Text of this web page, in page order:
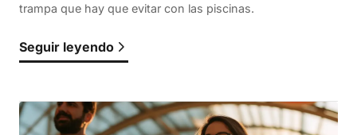
trampa que hay que evitar con las piscinas.
Seguir leyendo